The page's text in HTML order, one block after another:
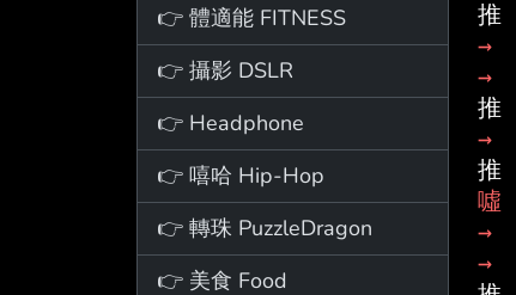
👉 體適能 FITNESS
👉 攝影 DSLR
👉 Headphone
👉 嘻哈 Hip-Hop
👉 轉珠 PuzzleDragon
👉 美食 Food
推
→
→
推
→
推
噓
→
→